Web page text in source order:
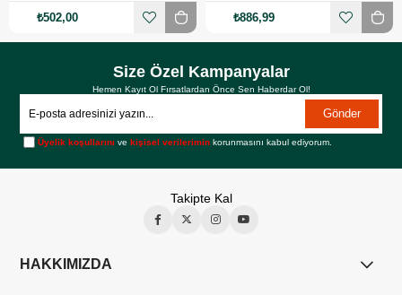
₺502,00 ₺886,99
Size Özel Kampanyalar
Hemen Kayıt Ol Fırsatlardan Önce Sen Haberdar Ol!
Gönder
Üyelik koşullarını vekişisel verilerimin korunmasını kabul ediyorum.
Takipte Kal
HAKKIMIZDA